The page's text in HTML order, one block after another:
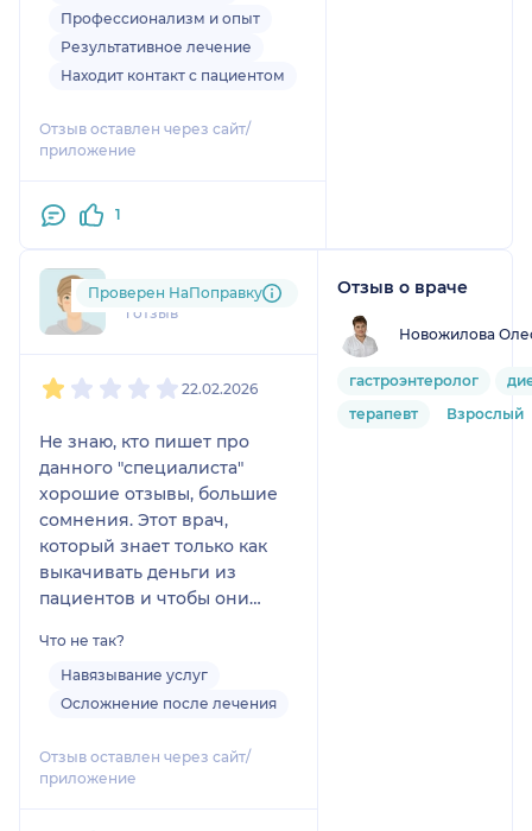
продуманные и конкретные
рекомендации по
наконец‑то я попала к
Профессионализм и опыт
Результативное лечение
Находит контакт с пациентом
Отзыв оставлен через сайт/
приложение
1
mil....@....ru
1 отзыв
Проверен НаПоправку
22.02.2026
Не знаю, кто пишет про
данного "специалиста"
хорошие отзывы, большие
сомнения. Этот врач,
который знает только как
выкачивать деньги из
пациентов и чтобы они
у нее. Моя мама вот уже
более пяти лет ходит к ней
на прием и на постоянное
лекарств, по
астрономической
Что не так?
Навязывание услуг
Осложнение после лечения
Отзыв оставлен через сайт/
приложение
Отзыв о враче
Новожилова
гастроэнтеролог
терапевт
Взрослый